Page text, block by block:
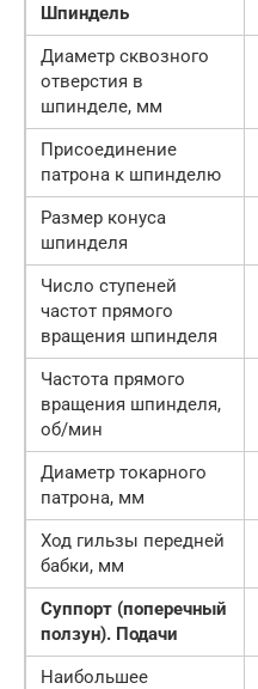
Шпиндель
Диаметр сквозного
отверстия в
шпинделе, мм
Присоединение
патрона к шпинделю
Размер конуса
шпинделя
Число ступеней
частот прямого
вращения шпинделя
Частота прямого
вращения шпинделя,
об/мин
Диаметр токарного
патрона, мм
Ход гильзы передней
бабки, мм
Суппорт (поперечный
ползун). Подачи
Наибольшее